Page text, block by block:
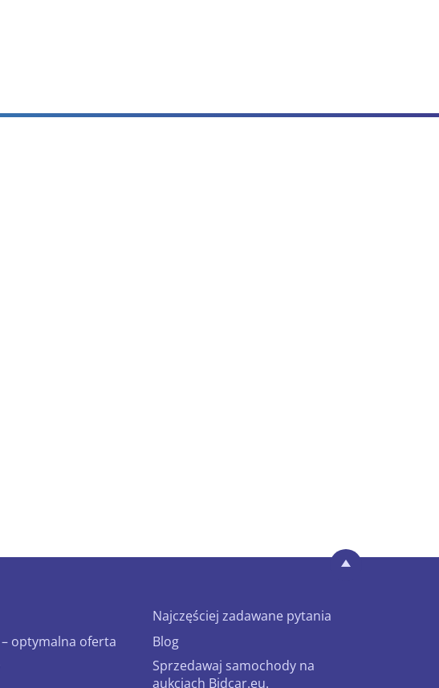
optymalna oferta
Najczęściej zadawane pytania
Blog
Sprzedawaj samochody na
aukcjach Bidcar.eu.